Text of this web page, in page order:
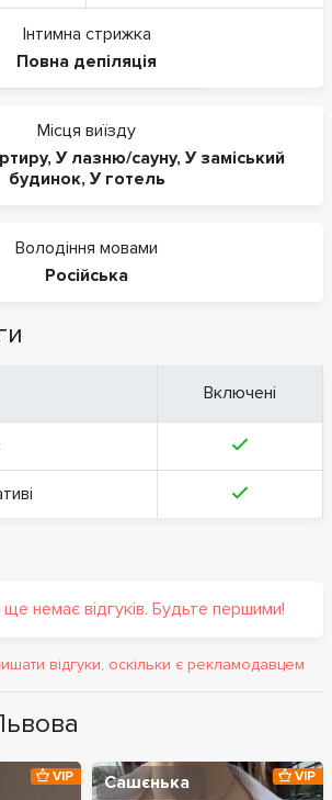
Інтимна стрижка
Повна депіляція
Місця виїзду
, У лазню/сауну, У заміський
будинок, У готель
Володіння мовами
Російська
Включені
ще немає відгуків. Будьте першими!
відгуки, оскільки є рекламодавцем
VIP Сашєнька VIP